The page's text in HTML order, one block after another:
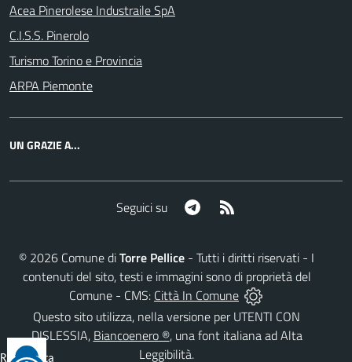
Acea Pinerolese Industraile SpA
C.I.S.S. Pinerolo
Turismo Torino e Provincia
ARPA Piemonte
UN GRAZIE A...
Seguici su Telegram
© 2026 Comune diTorre Pellice - Tutti i diritti riservati - I
contenuti del sito, testi e immagini sono di proprietà del
Comune - CMS: Città In Comune
Questo sito utilizza, nella versione per UTENTI CON
DISLESSIA, Biancoenero ®, una font italiana ad Alta
Leggibilità.
Reimposta